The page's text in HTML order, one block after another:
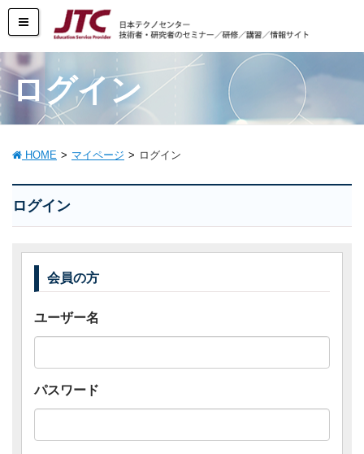
ログイン
HOME マイページ ログイン
ログイン
会員の方
ユーザー名
パスワード